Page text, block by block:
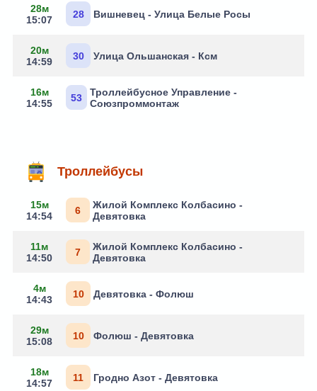
28м
15:07
28 Вишневец - Улица Белые Росы
20м
14:59
30 Улица Ольшанская - Ксм
16м
14:55
53
Троллейбусное Управление -
Союзпроммонтаж
Троллейбусы
15м
14:54
6
Жилой Комплекс Колбасино -
Девятовка
11м
14:50
7
Жилой Комплекс Колбасино -
Девятовка
4м
14:43
10 Девятовка - Фолюш
29м
15:08
10 Фолюш - Девятовка
18м
14:57
11 Гродно Азот - Девятовка